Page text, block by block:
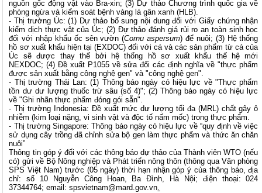
nguồn gốc động vật vào Bra-xin; (3) Dự thảo Chương trình quốc gia về
phòng ngừa và kiểm soát bệnh vàng lá gân xanh (HLB).
- Thị trường Úc: (1) Dự thảo bổ sung nội dung đối với Giấy chứng nhận
kiểm dịch thực vật của Úc; (2) Đự thảo đánh giá rủi ro an toàn sinh học
đối với nhập khẩu ốc sên vườn (Cornu aspersum) để nuôi; (3) Hệ thống
hồ sơ xuất khẩu hiện tại (EXDOC) đối với cá và các sản phẩm từ cá của
Úc sẽ được thay thế bởi hệ thống hồ sơ xuất khẩu thế hệ mới
NEXDOC; (4) Đề xuất P1055 về sửa đổi các định nghĩa về "thực phẩm
được sản xuất bằng công nghệ gen" và "công nghệ gen".
- Thị trường Thái Lan: (1) Thông báo ngày có hiệu lực về "Thực phẩm
tồn dư dư lượng thuốc trừ sâu (số 4)"; (2) Thông báo ngày có hiệu lực
về "Ghi nhãn thực phẩm đóng gói sẵn".
- Thị trường Indonesia: Đề xuất mức dư lượng tối đa (MRL) chất gây ô
nhiễm (kim loại nặng, vi sinh vật và độc tố nấm mốc) trong thực phẩm.
- Thị trường Singapore: Thông báo ngày có hiệu lực về “quy định về việc
sử dụng cây trồng đã chỉnh sửa bộ gen làm thực phẩm và thức ăn chăn
nuôi”
Thông tin góp ý đối với các thông báo dự thảo của Thành viên WTO (nếu
có) gửi về Bộ Nông nghiệp và Phát triển nông thôn (thông qua Văn phòng
SPS Việt Nam) trước (05 ngày) thời hạn nhận góp ý của thông báo, địa
chỉ: số 10 Nguyễn Công Hoan, Ba Đình, Hà Nội; điện thoại: 024
37344764; email:spsvietnam@mard.gov.vn.